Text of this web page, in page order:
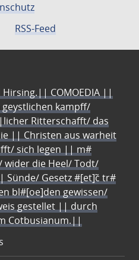
RSS-Feed
Hirsing.|| COMOEDIA ||
kampff/
Ritterschafft/ das
|| Christen aus warheit
sich legen || m#
wider die Heel/ Todt/
Sünde/ Gesetz #[et]c̃ tr#
bl#[oe]den gewissen/
gestellet || durch
Cotbusianum.||